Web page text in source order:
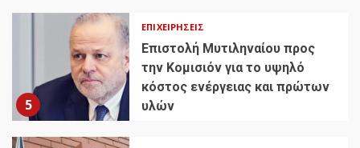
5
ΕΠΙΧΕΙΡΉΣΕΙΣ
Επιστολή Μυτιληναίου προς
την Κομισιόν για το υψηλό
κόστος ενέργειας και πρώτων
υλών